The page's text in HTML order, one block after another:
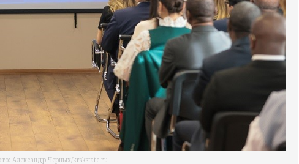
Александр Черных/krskstate.ru